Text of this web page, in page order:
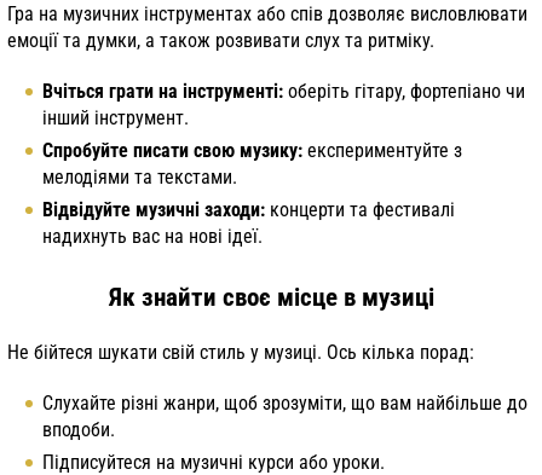
Гра на музичних інструментах або спів дозволяє висловлювати
емоції та думки, а також розвивати слух та ритміку.
Вчіться грати на інструменті: оберіть гітару, фортепіано чи
інший інструмент.
Спробуйте писати свою музику: експериментуйте з
мелодіями та текстами.
Відвідуйте музичні заходи: концерти та фестивалі
надихнуть вас на нові ідеї.
Як знайти своє місце в музиці
Не бійтеся шукати свій стиль у музиці. Ось кілька порад:
Слухайте різні жанри, щоб зрозуміти, що вам найбільше до
вподоби.
Підписуйтеся на музичні курси або уроки.